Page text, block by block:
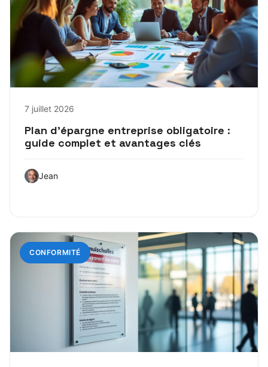
7 juillet 2026
Plan d’épargne entreprise obligatoire :
guide complet et avantages clés
Jean
CONFORMITÉ